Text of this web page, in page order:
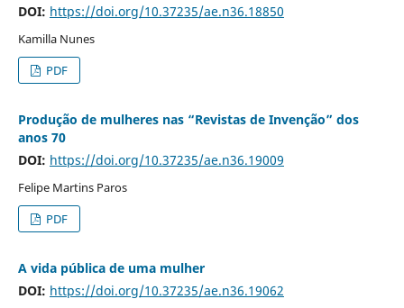
DOI: https://doi.org/10.37235/ae.n36.18850
Kamilla Nunes
PDF
Produção de mulheres nas “Revistas de Invenção” dos
anos 70
DOI: https://doi.org/10.37235/ae.n36.19009
Felipe Martins Paros
PDF
A vida pública de uma mulher
DOI: https://doi.org/10.37235/ae.n36.19062